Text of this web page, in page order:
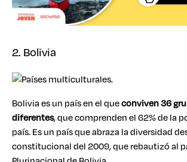
2. Bolivia
Bolivia es un país en el queconviven 36
diferentes, que comprenden el 62% de la
país. Es un país que abraza la diversidad
constitucional del 2009, que rebautizó al